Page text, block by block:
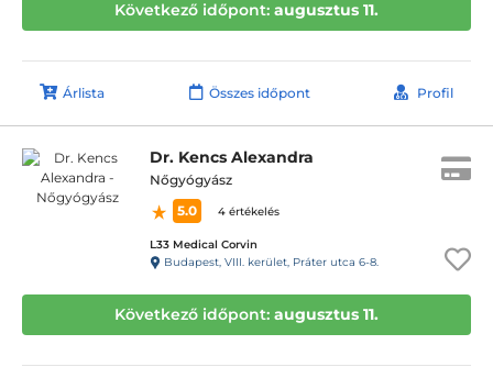
Következő időpont: augusztus 11.
Árlista Összes időpont Profil
Dr. Kencs Alexandra
Nőgyógyász
5.0
4 értékelés
L33 Medical Corvin
Budapest, VIII. kerület, Práter utca 6-8.
Következő időpont: augusztus 11.